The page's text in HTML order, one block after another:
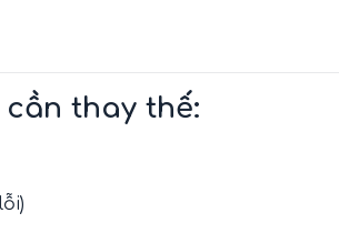
thay thế: